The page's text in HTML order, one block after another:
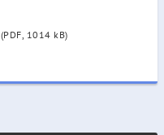
(PDF, 1014 kB)